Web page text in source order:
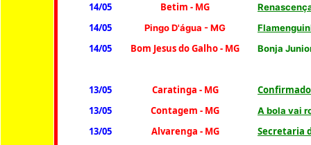
14/05 Betim - MG
14/05 Pingo D'água - MG
14/05 Bom Jesus do Galho- MG Bonja
13/05 Caratinga - MG
13/05
Contagem - MG A bola vai
13/05 Alvarenga - MG
Secretaria